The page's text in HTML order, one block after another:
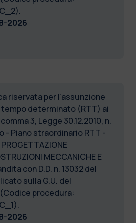
2026
riservata per l'assunzione
tempo determinato (RTT) ai
3, Legge 30.12.2010, n.
- Piano straordinario RTT -
MECCANICHE E
con D.D. n. 13032 del
sulla G.U. del
(Codice procedura:
2026